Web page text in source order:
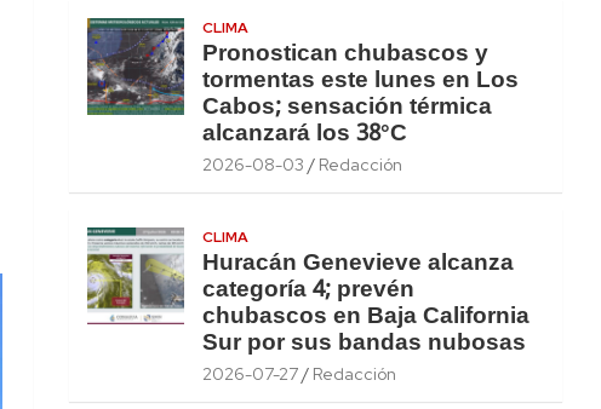
CLIMA
Pronostican chubascos y
tormentas este lunes en Los
Cabos; sensación térmica
alcanzará los 38°C
2026-08-03 Redacción
CLIMA
Huracán Genevieve alcanza
categoría 4; prevén
chubascos en Baja California
Sur por sus bandas nubosas
2026-07-27 Redacción